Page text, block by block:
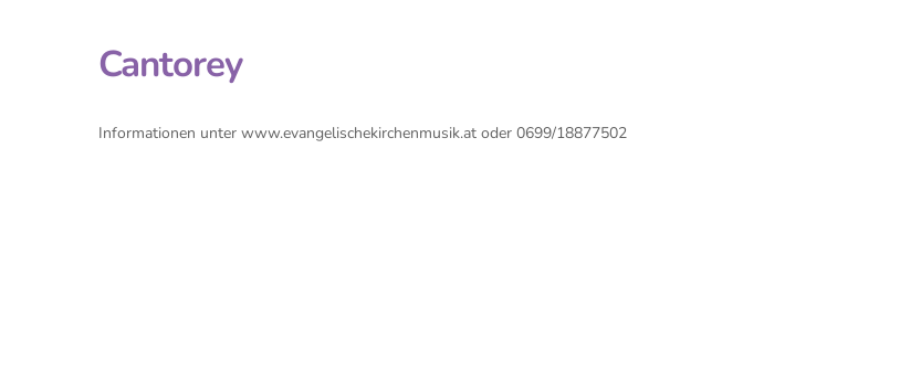
Cantorey
Informationen unter www.evangelischekirchenmusik.at oder 0699/18877502